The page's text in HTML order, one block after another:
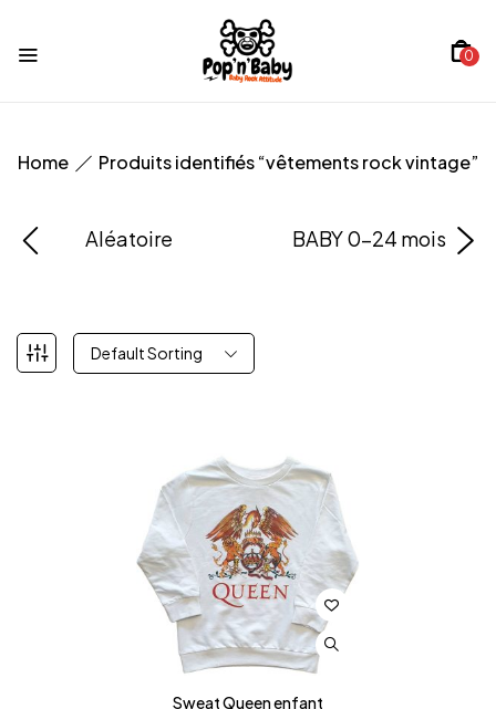
0
Home Produits identifiés “vêtements rock vintage”
Aléatoire BABY 0-24 mois
Default Sorting
Sweat Queen enfant